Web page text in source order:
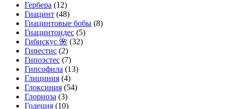
Гербера (12)
Гиацинт (48)
Гиацинтовые бобы (8)
Гиацинтоидес (5)
Гибискус 🌺 (32)
Гипестис (2)
Гипоэстес (7)
Гипсофила (13)
Глициния (4)
Глоксиния (54)
Глориоза (3)
Годеция (10)